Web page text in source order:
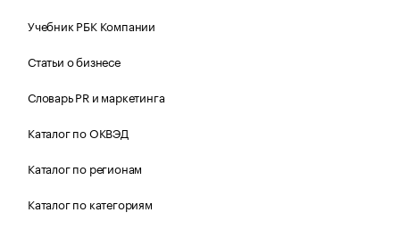
Учебник РБК Компании
Статьи о бизнесе
Словарь PR и маркетинга
Каталог по ОКВЭД
Каталог по регионам
Каталог по категориям